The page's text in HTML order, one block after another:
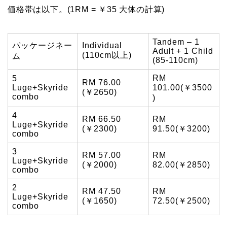
価格帯は以下。(1RM = ￥35 大体の計算)
パッケージネー
ム
Individual
(110cm以上)
Tandem – 1
Adult + 1 Child
(85-110cm)
5
Luge+Skyride
combo
RM 76.00
(￥2650)
RM
101.00(￥3500
)
4
Luge+Skyride
combo
RM 66.50
(￥2300)
RM
91.50(￥3200)
3
Luge+Skyride
combo
RM 57.00
(￥2000)
RM
82.00(￥2850)
2
Luge+Skyride
combo
RM 47.50
(￥1650)
RM
72.50(￥2500)